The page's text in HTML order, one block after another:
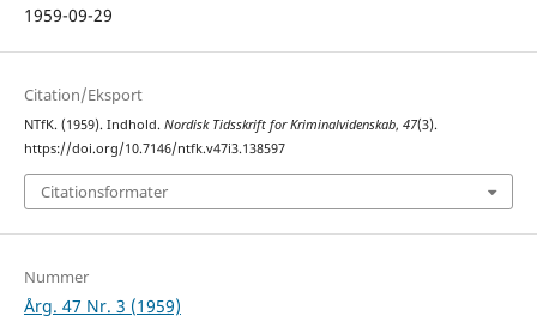
1959-09-29
Citation/Eksport
NTfK. (1959). Indhold. Nordisk Tidsskrift for Kriminalvidenskab, 47(3).
https://doi.org/10.7146/ntfk.v47i3.138597
Citationsformater
Nummer
Årg. 47 Nr. 3 (1959)